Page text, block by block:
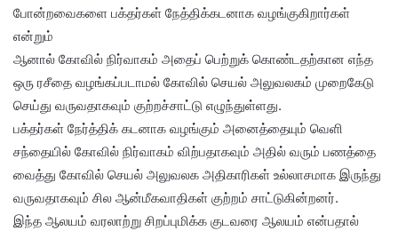
போன்றவைகளை பக்தர்கள் நேத்திக்கடனாக வழங்குகிறார்கள்
என்றும்
ஆனால் கோவில் நிர்வாகம் அதைப் பெற்றுக் கொண்டதற்கான எந்த
ஒரு ரசீதை வழங்கப்படாமல் கோவில் செயல் அலுவலகம் முறைகேடு
செய்து வருவதாகவும் குற்றச்சாட்டு எழுந்துள்ளது.
பக்தர்கள் நேர்த்திக் கடனாக வழங்கும் அனைத்தையும் வெளி
சந்தையில் கோவில் நிர்வாகம் விற்பதாகவும் அதில் வரும் பணத்தை
வைத்து கோவில் செயல் அலுவலக அதிகாரிகள் உல்லாசமாக இருந்து
வருவதாகவும் சில ஆன்மீகவாதிகள் குற்றம் சாட்டுகின்றனர்.
இந்த ஆலயம் வரலாற்று சிறப்புமிக்க குடவரை ஆலயம் என்பதால்